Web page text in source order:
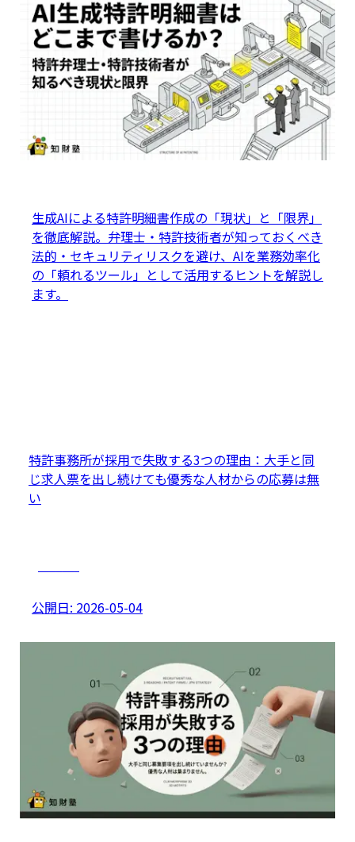
生成AIによる特許明細書作成の「現状」と「限界」
を徹底解説。弁理士・特許技術者が知っておくべき
法的・セキュリティリスクを避け、AIを業務効率化
の「頼れるツール」として活用するヒントを解説し
ます。
特許事務所が採用で失敗する3つの理由：大手と同
じ求人票を出し続けても優秀な人材からの応募は無
い
公開日: 2026-05-04